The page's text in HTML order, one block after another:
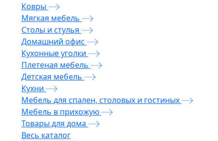
Ковры
Мягкая мебель
Столы и стулья
Домашний офис
Кухонные уголки
Плетеная мебель
Детская мебель
Кухни
Мебель для спален, столовых и гостиных
Мебель в прихожую
Товары для дома
Весь каталог